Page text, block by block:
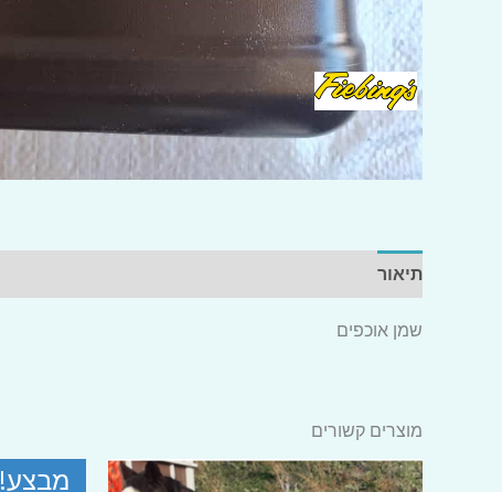
תיאור
שמן אוכפים
מוצרים קשורים
מבצע!